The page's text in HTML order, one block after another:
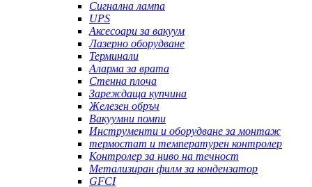
Сигнална лампа
UPS
Аксесоари за вакуум
Лазерно оборудване
Терминали
Аларма за врата
Стенна плоча
Зареждаща купчина
Железен обръч
Вакуумни помпи
Инструменти и оборудване за монтаж
термостат и температурен контролер
Контролер за ниво на течност
Метализиран филм за кондензатор
GFCI